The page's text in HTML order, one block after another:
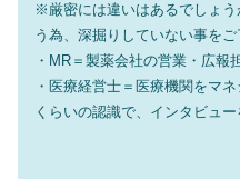
※厳密には違いはあるでしょ
う為、深掘りしていない事をご
・MR＝製薬会社の営業・広報
・医療経営士＝医療機関をマ
くらいの認識で、インタビュー